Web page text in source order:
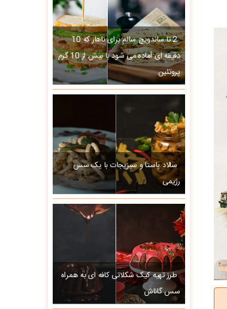
2 تا ساندویچ سالم برای ناهار که 10
دقیقه ای آماده می شود با بیش از 10 گرم
پروتئین
سالاد پاستا و سبزیجات با یک سس
رژیمی
طرز تهیه کیک شکلاتی کافه ای به همراه
سس گاناش